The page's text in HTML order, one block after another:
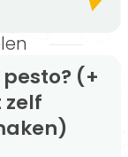
zelf